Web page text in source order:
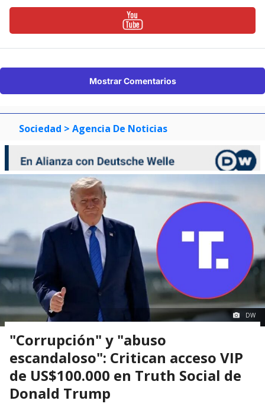
Mostrar Comentarios
Sociedad > Agencia De Noticias
DW
"Corrupción" y "abuso
escandaloso": Critican acceso VIP
de US$100.000 en Truth Social de
Donald Trump